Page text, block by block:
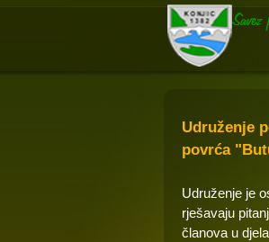
Udruženje
povrća
Udruženje je
rješavaju
članova u